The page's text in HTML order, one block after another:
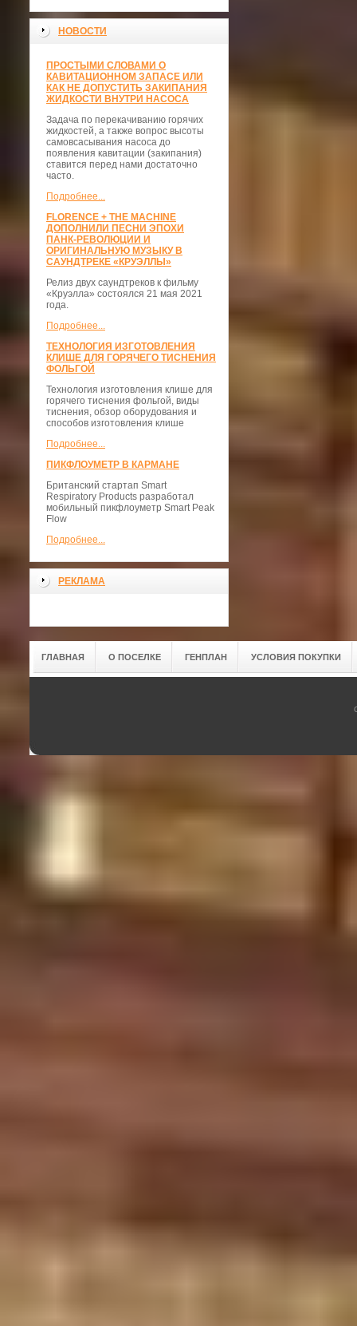
НОВОСТИ
ПРОСТЫМИ СЛОВАМИ О
КАВИТАЦИОННОМ ЗАПАСЕ ИЛИ
КАК НЕ ДОПУСТИТЬ ЗАКИПАНИЯ
ЖИДКОСТИ ВНУТРИ НАСОСА
Задача по перекачиванию горячих
жидкостей, а также вопрос высоты
самовсасывания насоса до
появления кавитации (закипания)
ставится перед нами достаточно
часто.
Подробнее...
FLORENCE + THE MACHINE
ДОПОЛНИЛИ ПЕСНИ ЭПОХИ
ПАНК-РЕВОЛЮЦИИ И
ОРИГИНАЛЬНУЮ МУЗЫКУ В
САУНДТРЕКЕ «КРУЭЛЛЫ»
Релиз двух саундтреков к фильму
«Круэлла» состоялся 21 мая 2021
года.
Подробнее...
ТЕХНОЛОГИЯ ИЗГОТОВЛЕНИЯ
КЛИШЕ ДЛЯ ГОРЯЧЕГО ТИСНЕНИЯ
ФОЛЬГОЙ
Технология изготовления клише для
горячего тиснения фольгой, виды
тиснения, обзор оборудования и
способов изготовления клише
Подробнее...
ПИКФЛОУМЕТР В КАРМАНЕ
Британский стартап Smart
Respiratory Products разработал
мобильный пикфлоуметр Smart Peak
Flow
Подробнее...
РЕКЛАМА
ГЛАВНАЯ О ПОСЕЛКЕ ГЕНПЛАН УСЛОВИЯ ПОКУПКИ